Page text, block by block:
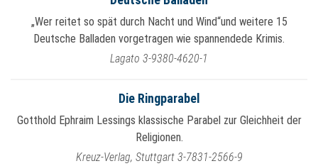
„Wer reitet so spät durch Nacht und Wind“und weitere 15
Deutsche Balladen vorgetragen wie spannendede Krimis.
Lagato 3-9380-4620-1
Die Ringparabel
Gotthold Ephraim Lessings klassische Parabel zur Gleichheit der
Religionen.
Kreuz-Verlag, Stuttgart 3-7831-2566-9